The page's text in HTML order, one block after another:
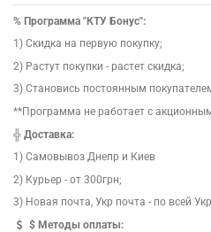
% Программа "КТУ Бонус":
1) Скидка на первую покупку;
2) Растут покупки - растет скидка;
3) Становись постоянным
**Программа не работает с
╬ Доставка:
1) Самовывоз Днепр и Киев
2) Курьер - от 300грн;
3) Новая почта, Укр почта - по всей
$ Методы оплаты: